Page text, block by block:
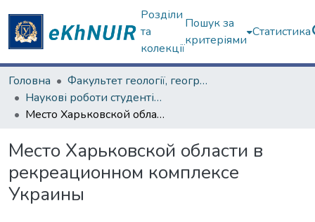
Розділи
та
колекції
Пошук за
критеріями
Статистика
Головна
Факультет геології, географіії, рекреації і туризму
Наукові роботи студентів та аспірантів. Факультет геології, географіії, рекреації і туризму
Место Харьковской области в рекреационном комплексе Украины
Место Харьковской области в
рекреационном комплексе
Украины